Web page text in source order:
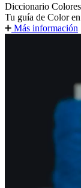
Diccionario
Tu guía de Color
Más información